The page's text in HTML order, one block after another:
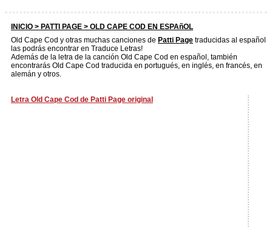
INICIO > PATTI PAGE > OLD CAPE COD EN ESPAñOL
Old Cape Cod y otras muchas canciones de Patti Page traducidas al español
las podrás encontrar en Traduce Letras!
Además de la letra de la canción Old Cape Cod en español, también
encontrarás Old Cape Cod traducida en portugués, en inglés, en francés, en
alemán y otros.
Letra Old Cape Cod de Patti Page original